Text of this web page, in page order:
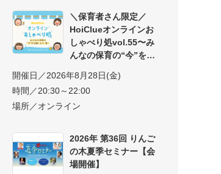
＼保育者さん限定／
HoiClueオンラインお
しゃべり処vol.55〜み
んなの保育の“今”を交
開催日／2026年8月28日(金)
時間／20:30～22:00
場所／オンライン
2026年 第36回 りんご
の木夏季セミナー【会
場開催】